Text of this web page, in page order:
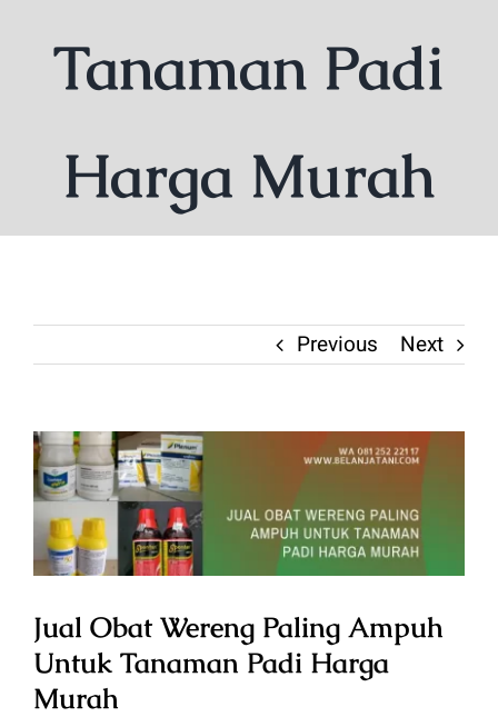
Tanaman Padi
Harga Murah
Previous Next
View
Larger
Image
Jual Obat Wereng Paling Ampuh
Untuk Tanaman Padi Harga
Murah